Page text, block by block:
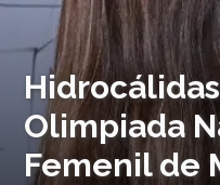
Olimpiada
Femenil de